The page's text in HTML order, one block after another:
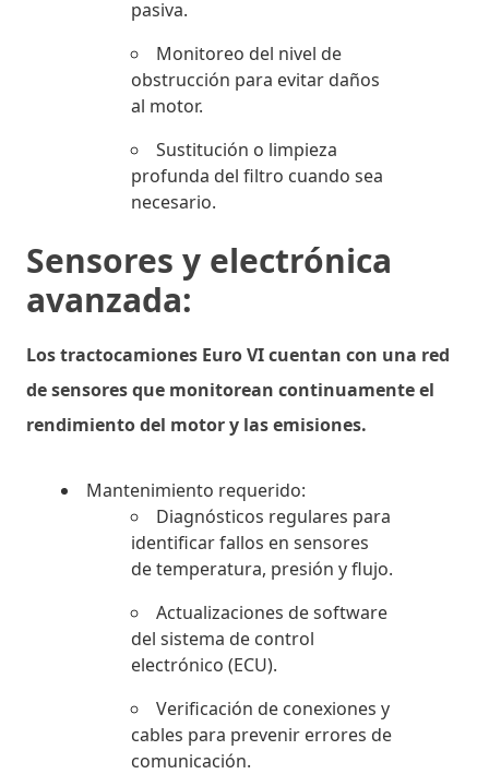
pasiva.
Monitoreo del nivel de
obstrucción para evitar daños
al motor.
Sustitución o limpieza
profunda del filtro cuando sea
necesario.
Sensores y electrónica
avanzada:
Los tractocamiones Euro VI cuentan con una red
de sensores que monitorean continuamente el
rendimiento del motor y las emisiones.
Mantenimiento requerido:
Diagnósticos regulares para
identificar fallos en sensores
de temperatura, presión y flujo.
Actualizaciones de software
del sistema de control
electrónico (ECU).
Verificación de conexiones y
cables para prevenir errores de
comunicación.